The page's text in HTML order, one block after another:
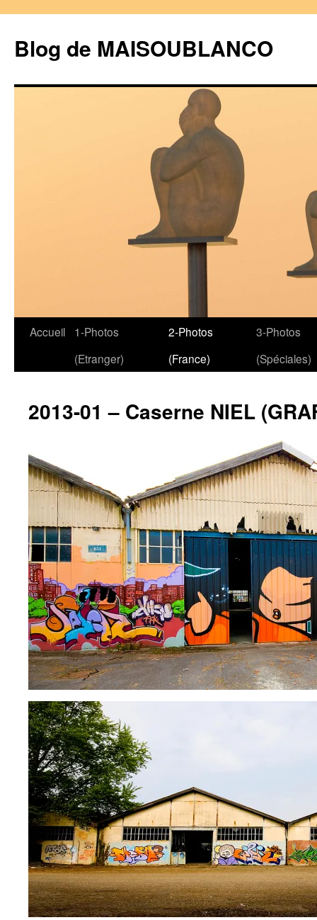
Blog de MAISOUBLANCO
Aller
Accueil
1-Photos
(Etranger)
2-Photos
(France)
3-Photos
(Spéciales)
2013-01 – Caserne NIEL